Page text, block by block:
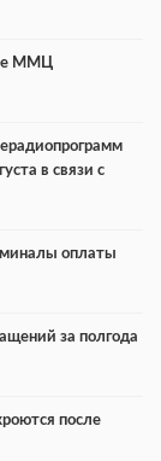
ММЦ
в связи с
оплаты
за полгода
после